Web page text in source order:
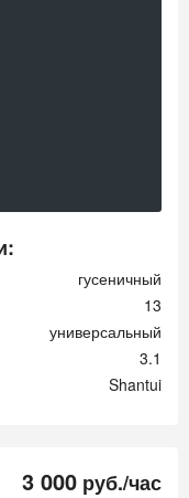
гусеничный
13
универсальный
3.1
Shantui
3 000 руб./час